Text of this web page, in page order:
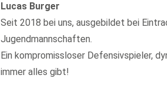
Lucas Burger
Seit 2018 bei uns, ausgebildet bei
Jugendmannschaften.
Ein kompromissloser Defensivspieler,
immer alles gibt!